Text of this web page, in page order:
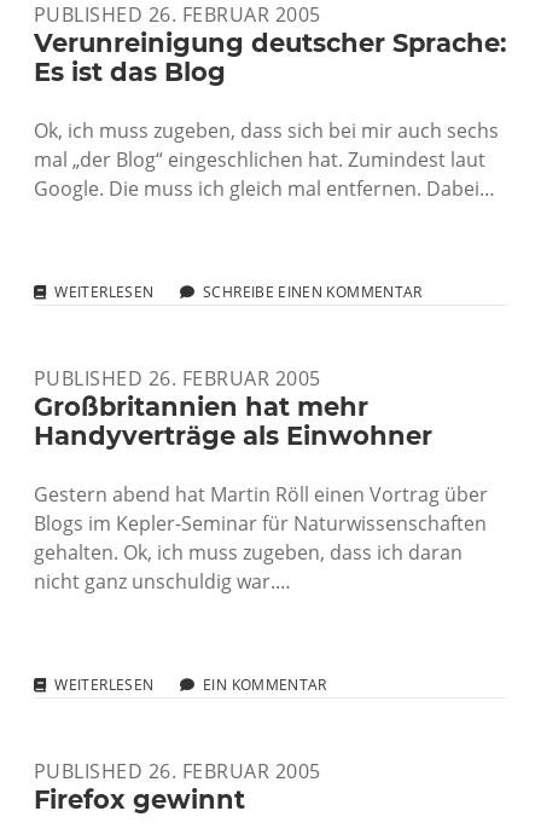
TESTEN
PUBLISHED 26. FEBRUAR 2005
Verunreinigung deutscher Sprache:
Es ist das Blog
Ok, ich muss zugeben, dass sich bei mir auch sechs
mal „der Blog“ eingeschlichen hat. Zumindest laut
Google. Die muss ich gleich mal entfernen. Dabei…
WEITERLESEN VERUNREINIGUNG
IST
DAS
BLOG
SCHREIBE EINEN KOMMENTAR
PUBLISHED 26. FEBRUAR 2005
Großbritannien hat mehr
Handyverträge als Einwohner
Gestern abend hat Martin Röll einen Vortrag über
Blogs im Kepler-Seminar für Naturwissenschaften
gehalten. Ok, ich muss zugeben, dass ich daran
nicht ganz unschuldig war.…
WEITERLESEN GROSSBRITANNIEN H
LS E
INWOHNER
EIN KOMMENTAR
PUBLISHED 26. FEBRUAR 2005
Firefox gewinnt